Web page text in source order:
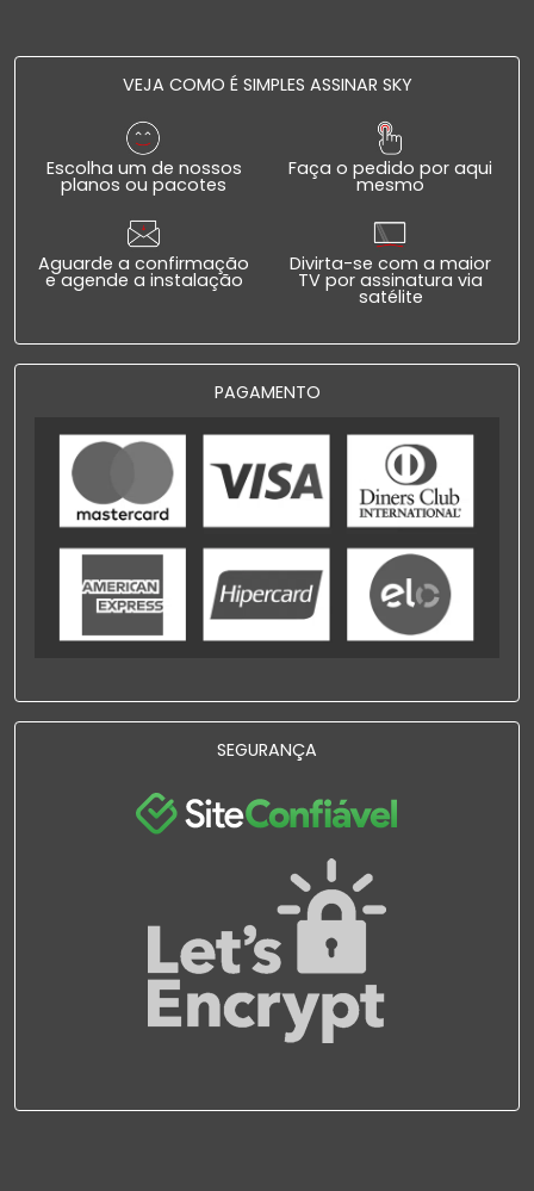
VEJA COMO É SIMPLES ASSINAR SKY
Escolha um de nossos
planos ou pacotes
Faça o pedido por aqui
mesmo
Aguarde a confirmação
e agende a instalação
Divirta-se com a maior
TV por assinatura via
satélite
PAGAMENTO
SEGURANÇA